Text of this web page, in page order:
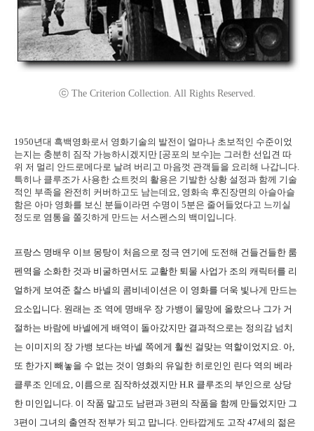
ⓒ The Criterion Collection. All Rights Reserved.
1950년대 흑백영화로서 영화기술의 발전이 얼마나 초보적인 수준이었
는지는 충분히 짐작 가능하시겠지만 [공포의 보수]는 그러한 선입견 따
위 저 멀리 안드로메다로 날려 버리고 마음껏 관객들을 요리해 나갑니다.
특히나 클루조가 사용한 쇼트컷의 활용은 기발한 상황 설정과 함께 기술
적인 부족을 완전히 커버하고도 남는데요, 영화속 후진장면의 아슬아슬
함은 아마 영화를 보신 분들이라면 수명이 5분은 줄어들었다고 느끼실
정도로 염통을 쫄깃하게 만드는 서스펜스의 백미입니다.
프랑스 명배우 이브 몽탕이 처음으로 정극 연기에 도전해 건들건들한 룸
펜역을 소화한 것과 비굴하면서도 교활한 퇴물 사업가 조의 캐릭터를 리
얼하게 보여준 찰스 바넬의 콤비네이션은 이 영화를 더욱 빛나게 만드는
요소입니다. 원래는 조 역에 명배우 장 가뱅이 물망에 올랐으나 그가 거
절하는 바람에 바넬에게 배역이 돌아갔지만 결과적으로는 정의감 넘치
는 이미지의 장 가뱅 보다는 바넬 쪽에게 훨씬 걸맞는 역할이었지요. 아,
또 한가지 빼놓을 수 없는 것이 영화의 유일한 히로인인 린다 역의 베라
클루조 인데요, 이름으로 짐작하셨겠지만 H.R 클루조의 부인으로 상당
한 미인입니다. 이 작품 말고도 남편과 3편의 작품을 함께 만들었지만 그
3편이 그녀의 출연작 전부가 되고 맙니다. 안타깝게도 고작 47세의 젊은